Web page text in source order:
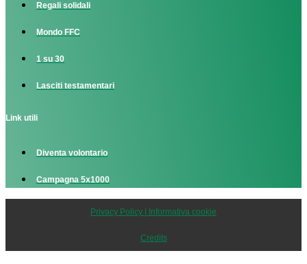
Regali solidali
Mondo FFC
1 su 30
Lasciti testamentari
Link utili
Diventa volontario
Campagna 5x1000
Privacy Policy | Informativa cookie
Credits